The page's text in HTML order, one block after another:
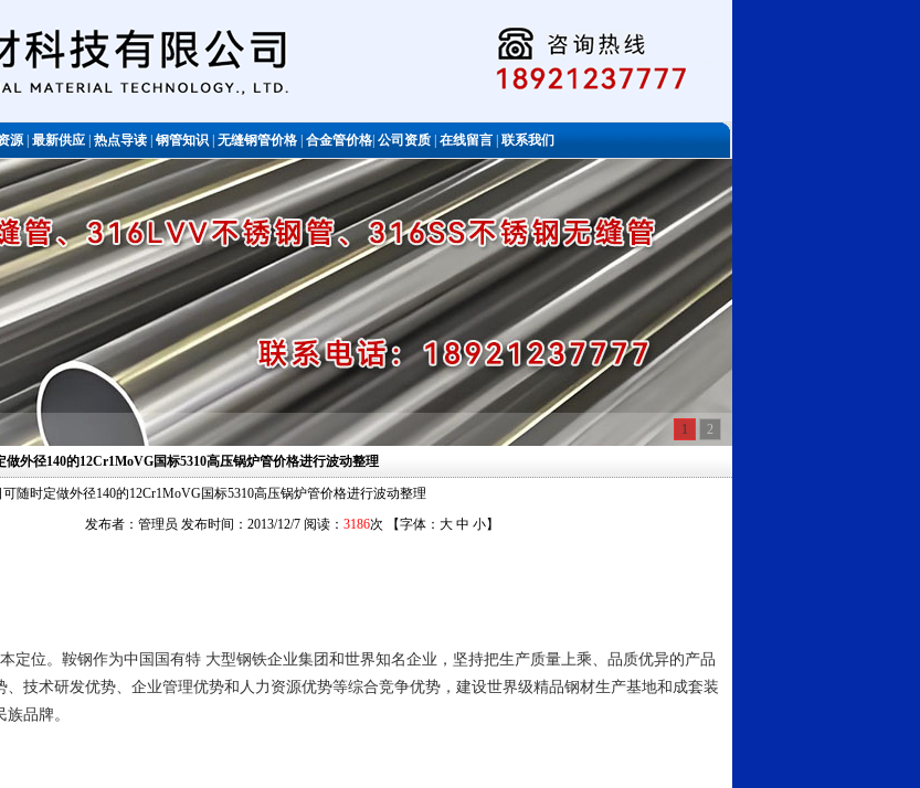
源|最新供应|热点导读钢管知识无缝钢管价格合金管价格公司资质在线留言|联系我们
不锈钢管 1 2
做外径140的12Cr1MoVG国标5310高压锅炉管价格进行波动整理
可随时定做外径140的12Cr1MoVG国标5310高压锅炉管价格进行波动整理
发布者：管理员 发布时间：2013/12/7 阅读： 3186次 【字体： 大 中 小】
定位。鞍钢作为中国国有特 大型钢铁企业集团和世界知名企业，坚持把生产质量上乘、品质优异的产品
技术研发优势、企业管理优势和人力资源优势等综合竞争优势，建设世界级精品钢材生产基地和成套装
品牌。